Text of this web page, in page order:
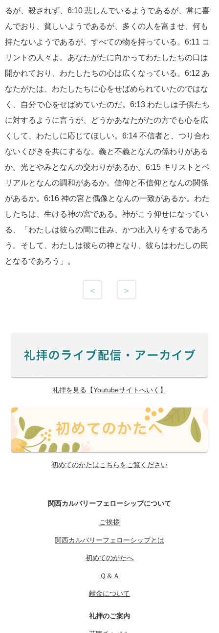
るが、殺されず、6:10 悲しんでいるようであるが、常に喜
んでおり、貧しいようであるが、多くの人を富ませ、何も
持たないようであるが、すべての物を持っている。6:11 コ
リントの人々よ。あなたがたに向かってわたしたちの口は
開かれており、わたしたちの心は広くなっている。6:12 あ
なたがたは、わたしたちに心をせばめられていたのではな
く、自分で心をせばめていたのだ。6:13 わたしは子供たち
に対するように言うが、どうかあなたがたの方でも心を広
くして、わたしに応じてほしい。6:14 不信者と、つり合わ
ないくびきを共にするな。義と不義となんの係わりがある
か。光とやみとなんの交わりがあるか。6:15 キリストとベ
リアルとなんの調和があるか。信仰と不信仰となんの関係
があるか。6:16 神の宮と偶像となんの一致があるか。わた
したちは、生ける神の宮である。神がこう仰せになってい
る、「わたしは彼らの間に住み、かつ出入りをするであろ
う。そして、わたしは彼らの神となり、彼らはわたしの民
となるであろう」。
＜ ＞
礼拝を見る【Youtubeサイトへいく】
初めてのかたはこちらをご覧ください
関西カルバリーフェローシップについて
ご挨拶
関西カルバリーフェローシップとは
初めてのかたへ
Ｑ＆Ａ
献金について
礼拝のご案内